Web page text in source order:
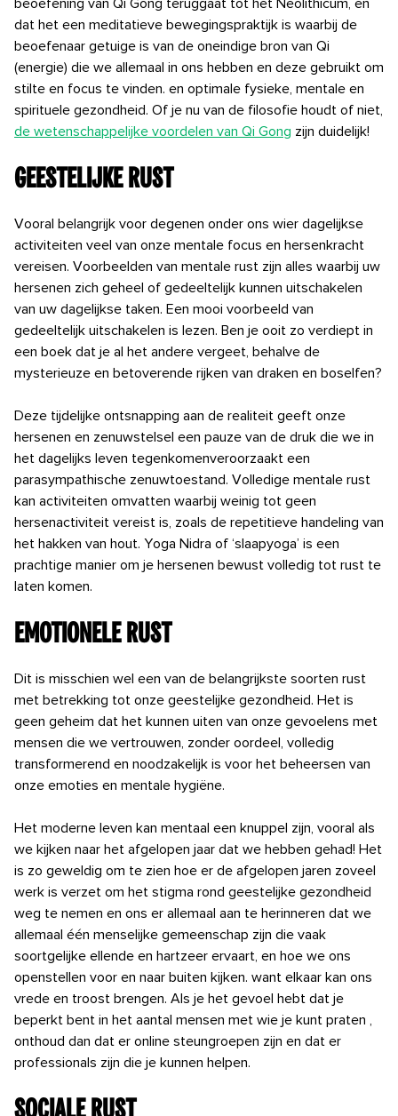
beoefening van Qi Gong teruggaat tot het Neolithicum, en
dat het een meditatieve bewegingspraktijk is waarbij de
beoefenaar getuige is van de oneindige bron van Qi
(energie) die we allemaal in ons hebben en deze gebruikt om
stilte en focus te vinden. en optimale fysieke, mentale en
spirituele gezondheid. Of je nu van de filosofie houdt of niet,
de wetenschappelijke voordelen van Qi Gong zijn duidelijk!
Geestelijke rust
Vooral belangrijk voor degenen onder ons wier dagelijkse
activiteiten veel van onze mentale focus en hersenkracht
vereisen. Voorbeelden van mentale rust zijn alles waarbij uw
hersenen zich geheel of gedeeltelijk kunnen uitschakelen
van uw dagelijkse taken. Een mooi voorbeeld van
gedeeltelijk uitschakelen is lezen. Ben je ooit zo verdiept in
een boek dat je al het andere vergeet, behalve de
mysterieuze en betoverende rijken van draken en boselfen?
Deze tijdelijke ontsnapping aan de realiteit geeft onze
hersenen en zenuwstelsel een pauze van de druk die we in
het dagelijks leven tegenkomenveroorzaakt een
parasympathische zenuwtoestand. Volledige mentale rust
kan activiteiten omvatten waarbij weinig tot geen
hersenactiviteit vereist is, zoals de repetitieve handeling van
het hakken van hout. Yoga Nidra of ‘slaapyoga’ is een
prachtige manier om je hersenen bewust volledig tot rust te
laten komen.
Emotionele rust
Dit is misschien wel een van de belangrijkste soorten rust
met betrekking tot onze geestelijke gezondheid. Het is
geen geheim dat het kunnen uiten van onze gevoelens met
mensen die we vertrouwen, zonder oordeel, volledig
transformerend en noodzakelijk is voor het beheersen van
onze emoties en mentale hygiëne.
Het moderne leven kan mentaal een knuppel zijn, vooral als
we kijken naar het afgelopen jaar dat we hebben gehad! Het
is zo geweldig om te zien hoe er de afgelopen jaren zoveel
werk is verzet om het stigma rond geestelijke gezondheid
weg te nemen en ons er allemaal aan te herinneren dat we
allemaal één menselijke gemeenschap zijn die vaak
soortgelijke ellende en hartzeer ervaart, en hoe we ons
openstellen voor en naar buiten kijken. want elkaar kan ons
vrede en troost brengen. Als je het gevoel hebt dat je
beperkt bent in het aantal mensen met wie je kunt praten ,
onthoud dan dat er online steungroepen zijn en dat er
professionals zijn die je kunnen helpen.
Sociale rust